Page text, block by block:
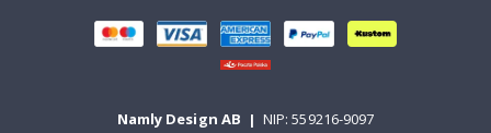
Namly Design AB | NIP: 559216-9097